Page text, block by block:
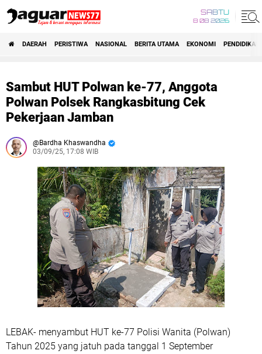
SABTU
8 08 2026
DAERAH PERISTIWA NASIONAL BERITA UTAMA EKONOMI PENDIDIKAN
Sambut HUT Polwan ke-77, Anggota
Polwan Polsek Rangkasbitung Cek
Pekerjaan Jamban
Bardha Khaswandha
03/09/25, 17:08 WIB
LEBAK- menyambut HUT ke-77 Polisi Wanita (Polwan)
Tahun 2025 yang jatuh pada tanggal 1 September